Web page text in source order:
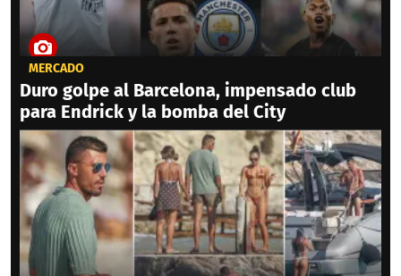
MERCADO
Duro golpe al Barcelona, impensado club
para Endrick y la bomba del City